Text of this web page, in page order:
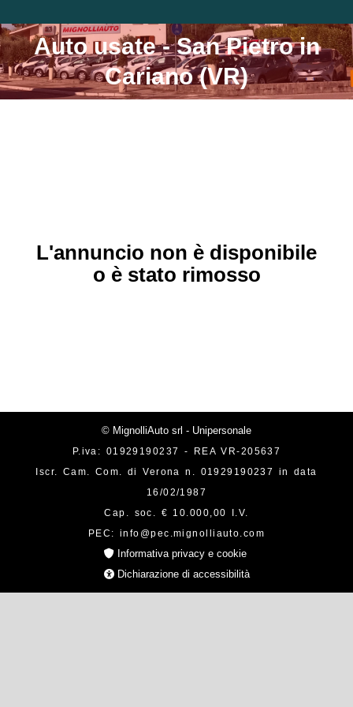
Auto usate - San Pietro in
Cariano (VR)
Tu sei qui:
L'annuncio non è disponibile
o è stato rimosso
© MignolliAuto srl - Unipersonale
P.iva: 01929190237 - REA VR-205637
Iscr. Cam. Com. di Verona n. 01929190237 in data
16/02/1987
Cap. soc. € 10.000,00 I.V.
PEC: info@pec.mignolliauto.com
Informativa privacy e cookie
Dichiarazione di accessibilità